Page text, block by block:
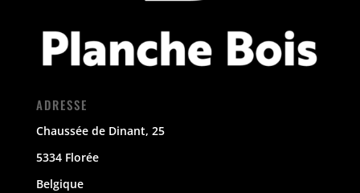
ADRESSE
Chaussée de Dinant, 25
5334 Florée
Belgique